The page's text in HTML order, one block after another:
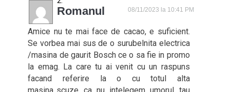
Romanul 08/11/2023 la 10:41 PM
Amice nu te mai face de cacao, e suficient.
Se vorbea mai sus de o surubelnita electrica
/masina de gaurit Bosch ce o sa fie in promo
la emag. La care tu ai venit cu un raspuns
facand referire la o cu totul alta